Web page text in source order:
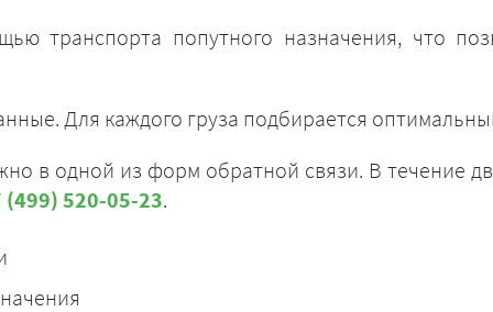
транспорта попутного назначения, что
Для каждого груза подбирается
в одной из форм обратной связи. В течение
(499) 520-05-23.
ЗАКАЗАТЬ